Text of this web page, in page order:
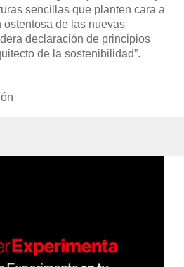
sencillas que planten cara a
de las nuevas
declaración de principios
de la sostenibilidad”.
author/redaccion/